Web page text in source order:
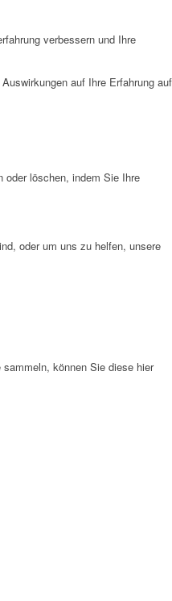
verbessern und Ihre
auf Ihre Erfahrung auf
oder löschen, indem Sie Ihre
oder um uns zu helfen, unsere
können Sie diese hier